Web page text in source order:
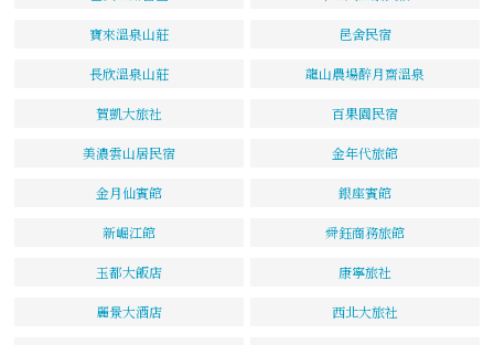
寶來溫泉山莊 邑舍民宿
長欣溫泉山莊 龍山農場醉月齋溫泉
賀凱大旅社 百果園民宿
美濃雲山居民宿 金年代旅館
金月仙賓館 銀座賓館
新崛江館 舜鈺商務旅館
玉都大飯店 康寧旅社
麗景大酒店 西北大旅社